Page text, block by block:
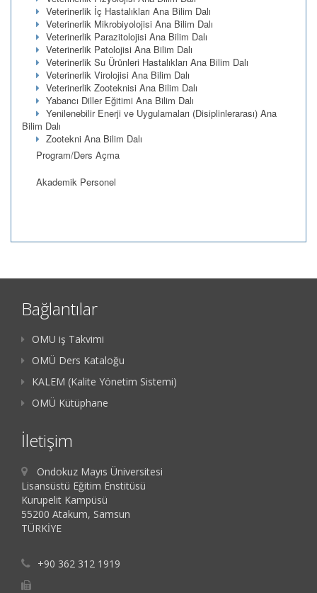
Veterinerlik İç Hastalıkları Ana Bilim Dalı
Veterinerlik Mikrobiyolojisi Ana Bilim Dalı
Veterinerlik Parazitolojisi Ana Bilim Dalı
Veterinerlik Patolojisi Ana Bilim Dalı
Veterinerlik Su Ürünleri Hastalıkları Ana Bilim Dalı
Veterinerlik Virolojisi Ana Bilim Dalı
Veterinerlik Zooteknisi Ana Bilim Dalı
Yabancı Diller Eğitimi Ana Bilim Dalı
Yenilenebilir Enerji ve Uygulamaları (Disiplinlerarası) Ana
Bilim Dalı
Zootekni Ana Bilim Dalı
Program/Ders Açma
Akademik Personel
Bağlantılar
OMU iş Takvimi
OMÜ Ders Kataloğu
KALEM (Kalite Yönetim Sistemi)
OMÜ Kütüphane
İletişim
Ondokuz Mayıs Üniversitesi
Lisansüstü Eğitim Enstitüsü
Kurupelit Kampüsü
55200 Atakum, Samsun
TÜRKİYE
+90 362 312 1919